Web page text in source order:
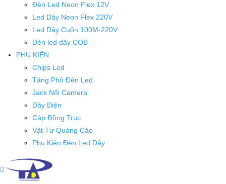
Đèn Led Neon Flex 12V
Led Dây Neon Flex 220V
Led Dây Cuộn 100M-220V
Đèn led dây COB
PHỤ KIỆN
Chips Led
Tăng Phô Đèn Led
Jack Nối Camera
Dây Điện
Cáp Đồng Trục
Vật Tư Quảng Cáo
Phụ Kiện Đèn Led Dây